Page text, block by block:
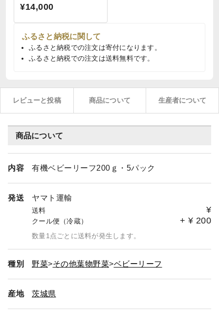
¥14,000
ふるさと納税に関して
ふるさと納税での注文は寄付になります。
ふるさと納税での注文は送料無料です。
レビューと投稿 商品について 生産者について
商品について
内容 有機ベビーリーフ200ｇ・5パック
発送 ヤマト運輸
送料 ¥
クール便（冷蔵） + ¥ 200
数量1点ごとに送料が発生します。
種別 野菜 その他葉物野菜 ベビーリーフ
産地 茨城県